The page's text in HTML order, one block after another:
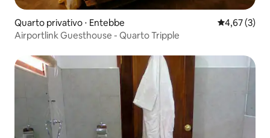
Quarto privativo ⋅ Entebbe 4,67 de
4,67 (3)
Airportlink Guesthouse - Quarto Tripple